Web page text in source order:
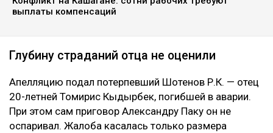
выплаты компенсаций
Глубину страданий отца не оценили
Апелляцию подал потерпевший Шотенов Р.К. — отец
20-летней Томирис Кыдырбек, погибшей в аварии.
При этом сам приговор Александру Паку он не
оспаривал. Жалоба касалась только размера